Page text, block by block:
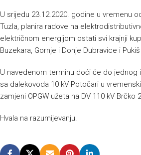
U srijedu 23.12.2020. godine u vremenu
Tuzla, planira radove na
električnom energijom ostati svi krajnji
Buzekara, Gornje i Donje Dubravice i
U navedenom terminu doći će do
sa dalekovoda 10 kV Potočari u
zamjeni OPGW užeta na DV 110 kV
Hvala na razumijevanju.